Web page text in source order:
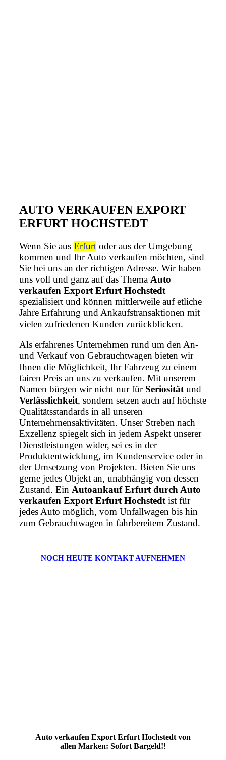
AUTO VERKAUFEN EXPORT
ERFURT HOCHSTEDT
Wenn Sie aus Erfurt oder aus der Umgebung
kommen und Ihr Auto verkaufen möchten, sind
Sie bei uns an der richtigen Adresse. Wir haben
uns voll und ganz auf das Thema Auto
verkaufen Export Erfurt Hochstedt
spezialisiert und können mittlerweile auf etliche
Jahre Erfahrung und Ankaufstransaktionen mit
vielen zufriedenen Kunden zurückblicken.
Als erfahrenes Unternehmen rund um den An-
und Verkauf von Gebrauchtwagen bieten wir
Ihnen die Möglichkeit, Ihr Fahrzeug zu einem
fairen Preis an uns zu verkaufen. Mit unserem
Namen bürgen wir nicht nur für Seriosität und
Verlässlichkeit, sondern setzen auch auf höchste
Qualitätsstandards in all unseren
Unternehmensaktivitäten. Unser Streben nach
Exzellenz spiegelt sich in jedem Aspekt unserer
Dienstleistungen wider, sei es in der
Produktentwicklung, im Kundenservice oder in
der Umsetzung von Projekten. Bieten Sie uns
gerne jedes Objekt an, unabhängig von dessen
Zustand. Ein Autoankauf Erfurt durch Auto
verkaufen Export Erfurt Hochstedt ist für
jedes Auto möglich, vom Unfallwagen bis hin
zum Gebrauchtwagen in fahrbereitem Zustand.
NOCH HEUTE KONTAKT AUFNEHMEN
Auto verkaufen Export Erfurt Hochstedt von
allen Marken: Sofort Bargeld!!